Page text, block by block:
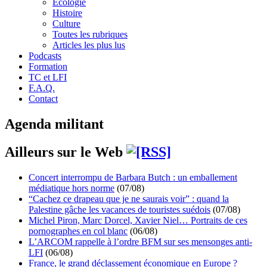
Histoire
Culture
Toutes les rubriques
Articles les plus lus
Podcasts
Formation
TC et LFI
F.A.Q.
Contact
Agenda militant
Ailleurs sur le Web
Concert interrompu de Barbara Butch : un emballement
médiatique hors norme (07/08)
“Cachez ce drapeau que je ne saurais voir” : quand la
Palestine gâche les vacances de touristes suédois (07/08)
Michel Piron, Marc Dorcel, Xavier Niel… Portraits de ces
pornographes en col blanc (06/08)
L’ARCOM rappelle à l’ordre BFM sur ses mensonges anti-
LFI (06/08)
France, le grand déclassement économique en Europe ?